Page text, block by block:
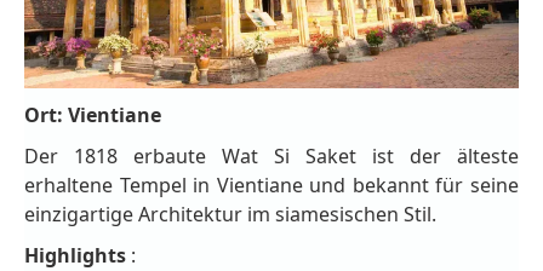
Ort: Vientiane
Der 1818 erbaute Wat Si Saket ist der älteste
erhaltene Tempel in Vientiane und bekannt für seine
einzigartige Architektur im siamesischen Stil.
Highlights :